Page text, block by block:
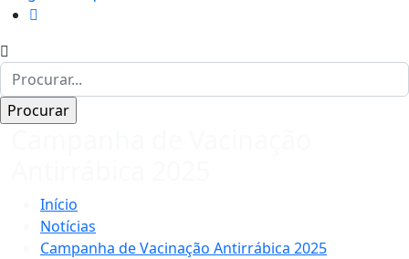
Início
Notícias
Campanha de Vacinação Antirrábica 2025